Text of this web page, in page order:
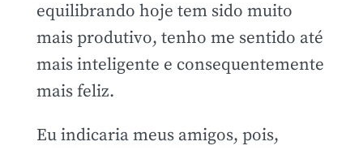
equilibrando hoje tem sido muito
mais produtivo, tenho me sentido até
mais inteligente e consequentemente
mais feliz.
Eu indicaria meus amigos, pois,